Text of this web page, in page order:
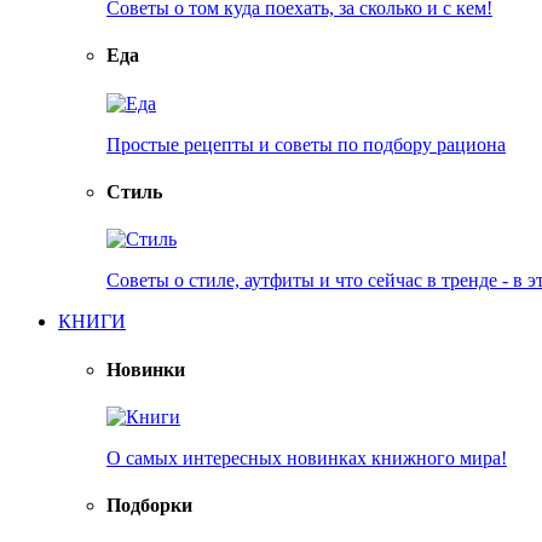
Советы о том куда поехать, за сколько и с кем!
Еда
Простые рецепты и советы по подбору рациона
Стиль
Советы о стиле, аутфиты и что сейчас в тренде - в
КНИГИ
Новинки
О самых интересных новинках книжного мира!
Подборки